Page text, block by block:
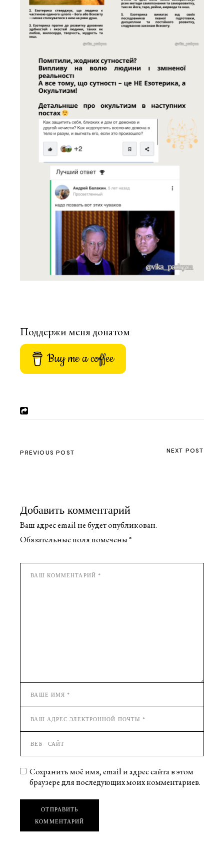
Поддержи меня донатом
Buy me a coffee
PREVIOUS POST NEXT POST
Добавить комментарий
Ваш адрес email не будет опубликован.
Обязательные поля помечены*
Сохранить моё имя, email и адрес сайта в этом
браузере для последующих моих комментариев.
ОТПРАВИТЬ
КОММЕНТАРИЙ